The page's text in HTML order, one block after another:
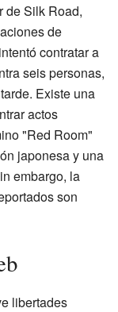
de Silk Road,
de
contratar a
seis personas,
Existe una
actos
"Red Room"
japonesa y una
embargo, la
son
libertades